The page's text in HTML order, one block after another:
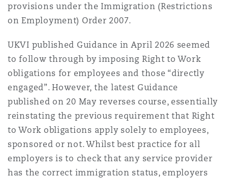
Satellites et espace
produits
Assurance biens
Réassurance
Assurance spécialisée
County
Francisco
The St Botolph Building
2 New Bailey
provisions under the Immigration (Restrictions
on Employment) Order 2007.
UKVI published Guidance in April 2026 seemed
to follow through by imposing Right to Work
obligations for employees and those “directly
engaged”. However, the latest Guidance
published on 20 May reverses course, essentially
reinstating the previous requirement that Right
to Work obligations apply solely to employees,
sponsored or not. Whilst best practice for all
employers is to check that any service provider
has the correct immigration status, employers